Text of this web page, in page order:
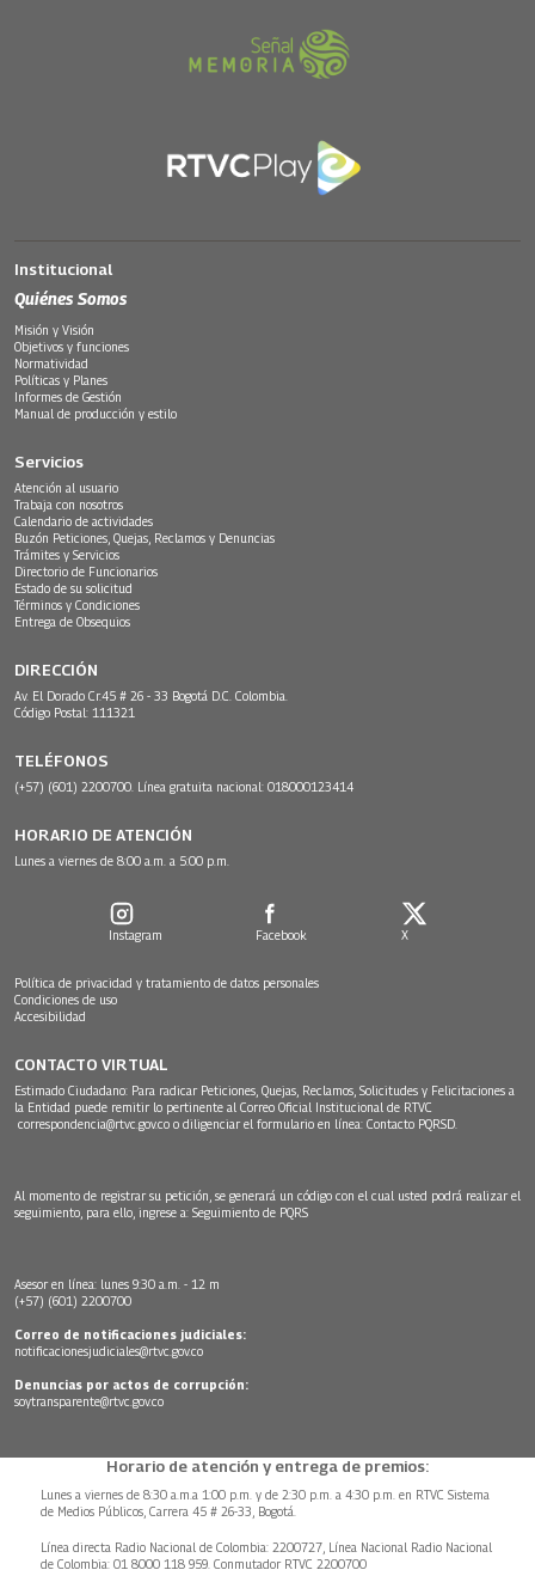
Institucional
Quiénes Somos
Misión y Visión
Objetivos y funciones
Normatividad
Políticas y Planes
Informes de Gestión
Manual de producción y estilo
Servicios
Atención al usuario
Trabaja con nosotros
Calendario de actividades
Buzón Peticiones, Quejas, Reclamos y Denuncias
Trámites y Servicios
Directorio de Funcionarios
Estado de su solicitud
Términos y Condiciones
Entrega de Obsequios
DIRECCIÓN
Av. El Dorado Cr.45 # 26 - 33 Bogotá D.C. Colombia.
Código Postal: 111321
TELÉFONOS
(+57) (601) 2200700. Línea gratuita nacional: 018000123414
HORARIO DE ATENCIÓN
Lunes a viernes de 8:00 a.m. a 5:00 p.m.
Instagram Facebook X
Política de privacidad y tratamiento de datos personales
Condiciones de uso
Accesibilidad
CONTACTO VIRTUAL
Estimado Ciudadano: Para radicar Peticiones, Quejas, Reclamos, Solicitudes y Felicitaciones a
la Entidad puede remitir lo pertinente al Correo Oficial Institucional de RTVC
correspondencia@rtvc.gov.co o diligenciar el formulario en línea: Contacto PQRSD.
Al momento de registrar su petición, se generará un código con el cual usted podrá realizar el
seguimiento, para ello, ingrese a: Seguimiento de PQRS
Asesor en línea: lunes 9:30 a.m. - 12 m
(+57) (601) 2200700
Correo de notificaciones judiciales:
notificacionesjudiciales@rtvc.gov.co
Denuncias por actos de corrupción:
soytransparente@rtvc.gov.co
Horario de atención y entrega de premios:
Lunes a viernes de 8:30 a.m.a 1:00 p.m. y de 2:30 p.m. a 4:30 p.m. en RTVC Sistema
de Medios Públicos, Carrera 45 # 26-33, Bogotá.
Línea directa Radio Nacional de Colombia: 2200727, Línea Nacional Radio Nacional
de Colombia: 01 8000 118 959. Conmutador RTVC 2200700